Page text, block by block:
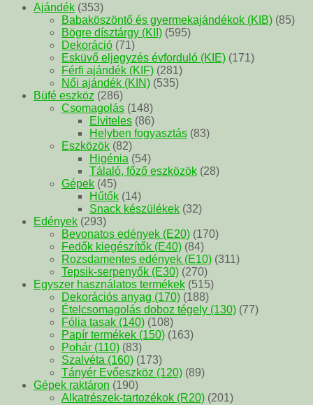
Ajándék (353)
Babaköszöntő és gyermekajándékok (KIB) (85)
Bögre dísztárgy (KII) (595)
Dekoráció (71)
Esküvő eljegyzés évforduló (KIE) (171)
Férfi ajándék (KIF) (281)
Női ajándék (KIN) (535)
Büfé eszköz (286)
Csomagolás (148)
Elviteles (86)
Helyben fogyasztás (83)
Eszközök (82)
Higénia (54)
Tálaló, főző eszközök (28)
Gépek (45)
Hűtők (14)
Snack készülékek (32)
Edények (293)
Bevonatos edények (E20) (170)
Fedők kiegészítők (E40) (84)
Rozsdamentes edények (E10) (311)
Tepsik-serpenyők (E30) (270)
Egyszer használatos termékek (515)
Dekorációs anyag (170) (188)
Ételcsomagolás doboz tégely (130) (77)
Fólia tasak (140) (108)
Papír termékek (150) (163)
Pohár (110) (83)
Szalvéta (160) (173)
Tányér Evőeszköz (120) (89)
Gépek raktáron (190)
Alkatrészek-tartozékok (R20) (201)